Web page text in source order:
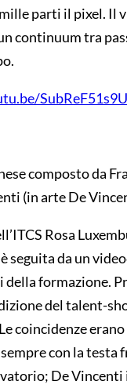
parti il pixel. Il
continuum tra
SubReF51s9U
composto da
(in arte De
Rosa
seguita da un
formazione.
del talent-
coincidenze
con la
De